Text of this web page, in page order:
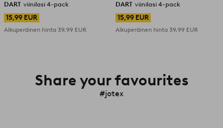
DART viinilasi 4-pack
15,99 EUR
Alkuperäinen hinta 39,99 EUR
DART viinilasi 4-pack
15,99 EUR
Alkuperäinen hinta 39,99 EUR
Share your favourites
#jotex